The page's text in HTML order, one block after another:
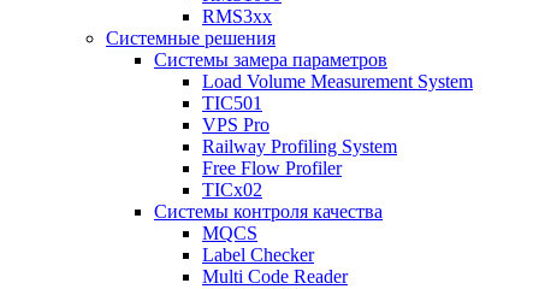
RMS3xx
Системные решения
Системы замера параметров
Load Volume Measurement System
TIC501
VPS Pro
Railway Profiling System
Free Flow Profiler
TICx02
Системы контроля качества
MQCS
Label Checker
Multi Code Reader